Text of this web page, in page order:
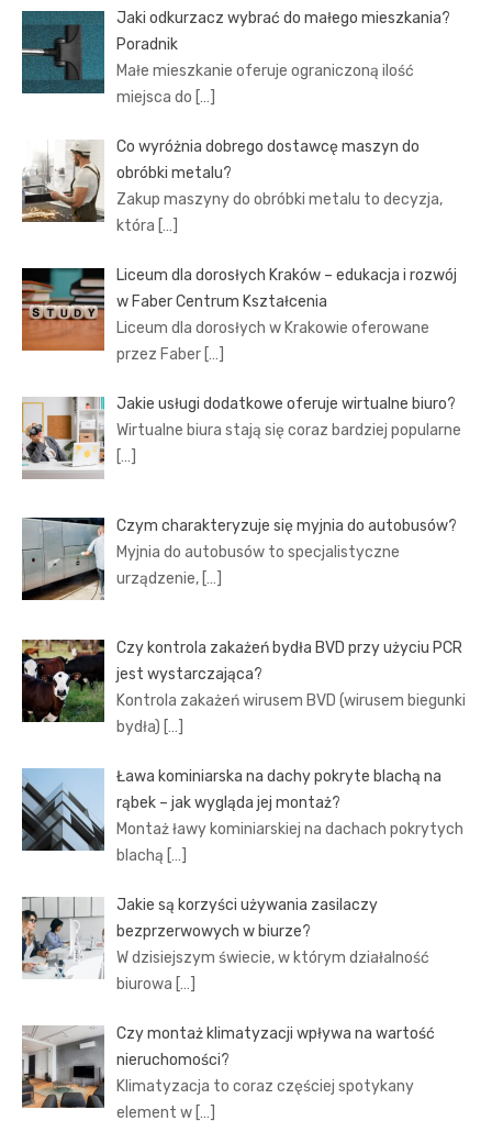
Jaki odkurzacz wybrać do małego mieszkania?
Poradnik
Małe mieszkanie oferuje ograniczoną ilość
miejsca do […]
Co wyróżnia dobrego dostawcę maszyn do
obróbki metalu?
Zakup maszyny do obróbki metalu to decyzja,
która […]
Liceum dla dorosłych Kraków – edukacja i rozwój
w Faber Centrum Kształcenia
Liceum dla dorosłych w Krakowie oferowane
przez Faber […]
Jakie usługi dodatkowe oferuje wirtualne biuro?
Wirtualne biura stają się coraz bardziej popularne
[…]
Czym charakteryzuje się myjnia do autobusów?
Myjnia do autobusów to specjalistyczne
urządzenie, […]
Czy kontrola zakażeń bydła BVD przy użyciu PCR
jest wystarczająca?
Kontrola zakażeń wirusem BVD (wirusem biegunki
bydła) […]
Ława kominiarska na dachy pokryte blachą na
rąbek – jak wygląda jej montaż?
Montaż ławy kominiarskiej na dachach pokrytych
blachą […]
Jakie są korzyści używania zasilaczy
bezprzerwowych w biurze?
W dzisiejszym świecie, w którym działalność
biurowa […]
Czy montaż klimatyzacji wpływa na wartość
nieruchomości?
Klimatyzacja to coraz częściej spotykany
element w […]